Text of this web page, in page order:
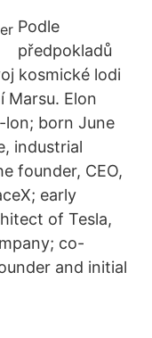
Podle
předpokladů
kosmické lodi
Marsu. Elon
lon; born June
industrial
founder, CEO,
early
of Tesla,
co-
and initial